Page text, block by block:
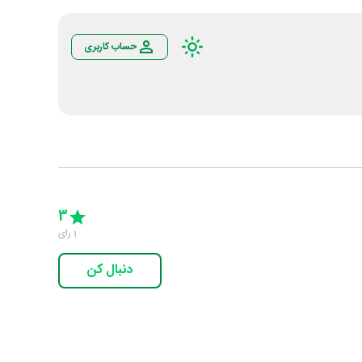
حساب کاربری
5 Stars
3
1 رای
دنبال کن